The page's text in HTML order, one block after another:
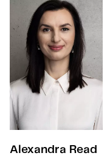
Alexandra Read